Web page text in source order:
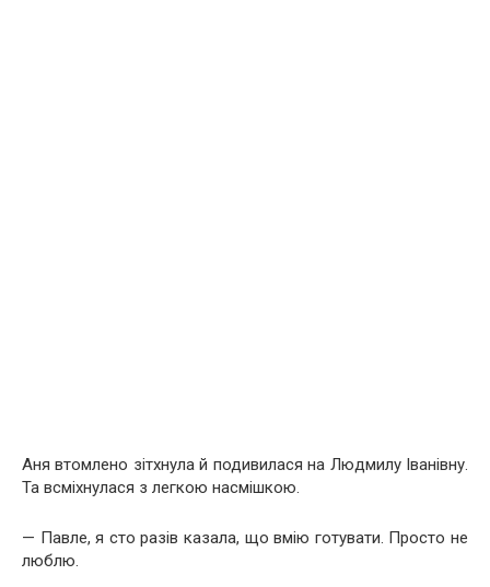
Аня втомлено зітхнула й подивилася на Людмилу Іванівну.
Та всміхнулася з легкою насмішкою.
— Павле, я сто разів казала, що вмію готувати. Просто не
люблю.